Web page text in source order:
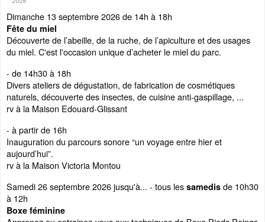
Dimanche 13 septembre 2026 de 14h à 18h
Fête du miel
Découverte de l’abeille, de la ruche, de l’apiculture et des usages
du miel. C'est l'occasion unique d’acheter le miel du parc.
- de 14h30 à 18h
Divers ateliers de dégustation, de fabrication de cosmétiques
naturels, découverte des insectes, de cuisine anti-gaspillage, ...
rv à la Maison Edouard-Glissant
- à partir de 16h
Inauguration du parcours sonore “un voyage entre hier et
aujourd’hui”.
rv à la Maison Victoria Montou
Samedi 26 septembre 2026 jusqu'à... - tous les samedis de 10h30
à 12h
Boxe féminine